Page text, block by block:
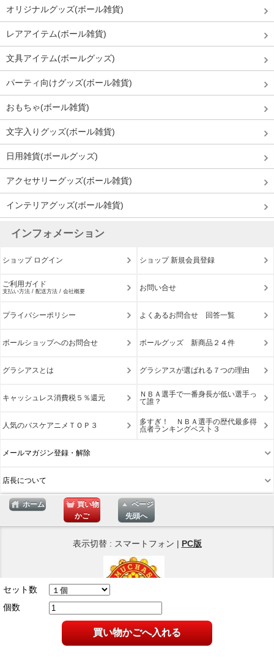
セット数
個数
買い物かごへ入れる
オリジナルグッズ(ボール雑貨)
レアアイテム(ボール雑貨)
文具アイテム(ボールグッズ)
パーティ向けグッズ(ボール雑貨)
おもちゃ(ボール雑貨)
文字入りグッズ(ボール雑貨)
日用雑貨(ボールグッズ)
アクセサリーグッズ(ボール雑貨)
インテリアグッズ(ボール雑貨)
インフォメーション
ショップ ログイン ショップ 新規会員登録
ご利用ガイド
支払い方法 / 配送方法 / 会社概要 お問い合せ
プライバシーポリシー よくあるお問合せ 回答一覧
ボールショップへのお問合せ ボールグッズ 新商品２４件
グラシアスとは グラシアスが選ばれる７つの理由
キャッシュレス消費税５％還元
ＮＢＡ選手で一番身長が低い選手っ
て誰？
人気のバスケアニメＴＯＰ３
多すぎ！ ＮＢＡ選手の歴代最多得
点者ランキングベスト３
メールマガジン登録・解除
店長について
ホーム
買い物
かご
ページ
先頭へ
表示切替 : スマートフォン | PC版
ネットショップ Muchas Gracias
All Rights Reserved.